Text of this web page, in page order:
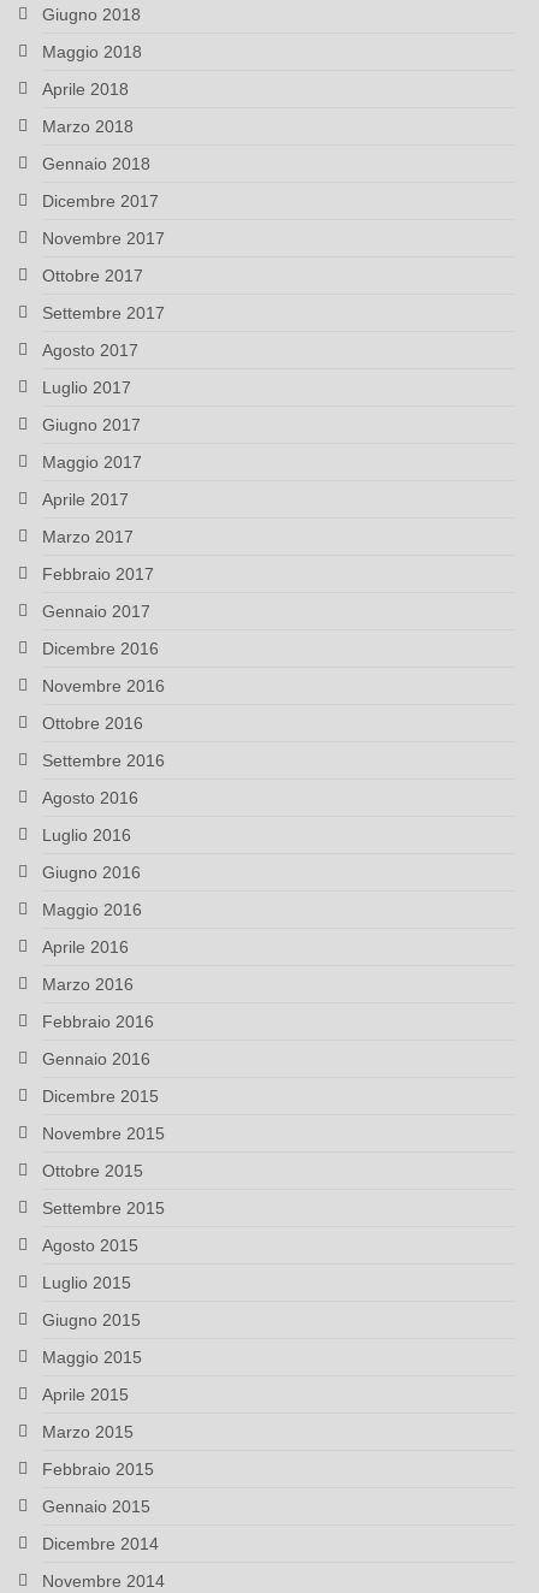
Giugno 2018
Maggio 2018
Aprile 2018
Marzo 2018
Gennaio 2018
Dicembre 2017
Novembre 2017
Ottobre 2017
Settembre 2017
Agosto 2017
Luglio 2017
Giugno 2017
Maggio 2017
Aprile 2017
Marzo 2017
Febbraio 2017
Gennaio 2017
Dicembre 2016
Novembre 2016
Ottobre 2016
Settembre 2016
Agosto 2016
Luglio 2016
Giugno 2016
Maggio 2016
Aprile 2016
Marzo 2016
Febbraio 2016
Gennaio 2016
Dicembre 2015
Novembre 2015
Ottobre 2015
Settembre 2015
Agosto 2015
Luglio 2015
Giugno 2015
Maggio 2015
Aprile 2015
Marzo 2015
Febbraio 2015
Gennaio 2015
Dicembre 2014
Novembre 2014